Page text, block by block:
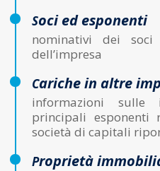
soci ed esponenti
nominativi dei soci
dell’impresa
cariche in altre
informazioni
principali esponenti
società di capitali
proprietà